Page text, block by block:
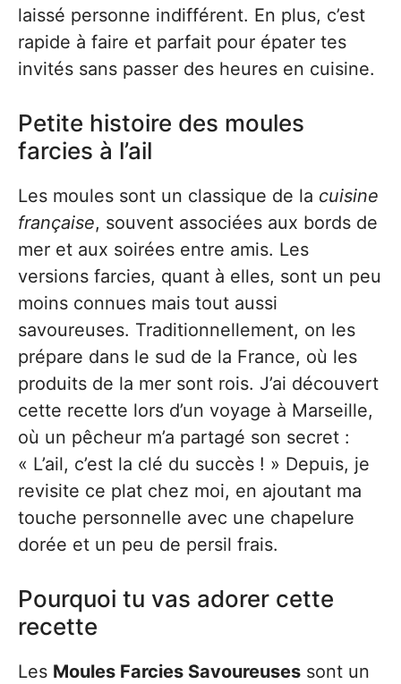
laissé personne indifférent. En plus, c’est
rapide à faire et parfait pour épater tes
invités sans passer des heures en cuisine.
Petite histoire des moules
farcies à l’ail
Les moules sont un classique de la cuisine
française, souvent associées aux bords de
mer et aux soirées entre amis. Les
versions farcies, quant à elles, sont un peu
moins connues mais tout aussi
savoureuses. Traditionnellement, on les
prépare dans le sud de la France, où les
produits de la mer sont rois. J’ai découvert
cette recette lors d’un voyage à Marseille,
où un pêcheur m’a partagé son secret :
« L’ail, c’est la clé du succès ! » Depuis, je
revisite ce plat chez moi, en ajoutant ma
touche personnelle avec une chapelure
dorée et un peu de persil frais.
Pourquoi tu vas adorer cette
recette
Les Moules Farcies Savoureuses sont un